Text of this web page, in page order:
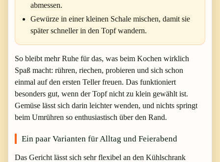
abmessen.
Gewürze in einer kleinen Schale mischen, damit sie
später schneller in den Topf wandern.
So bleibt mehr Ruhe für das, was beim Kochen wirklich
Spaß macht: rühren, riechen, probieren und sich schon
einmal auf den ersten Teller freuen. Das funktioniert
besonders gut, wenn der Topf nicht zu klein gewählt ist.
Gemüse lässt sich darin leichter wenden, und nichts springt
beim Umrühren so enthusiastisch über den Rand.
Ein paar Varianten für Alltag und Feierabend
Das Gericht lässt sich sehr flexibel an den Kühlschrank